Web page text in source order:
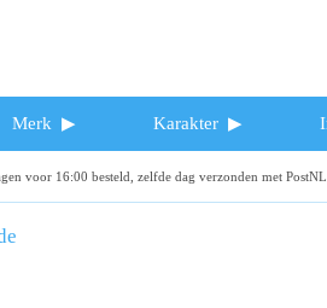
Merk Karakter
voor 16:00 besteld, zelfde dag verzonden met PostNL